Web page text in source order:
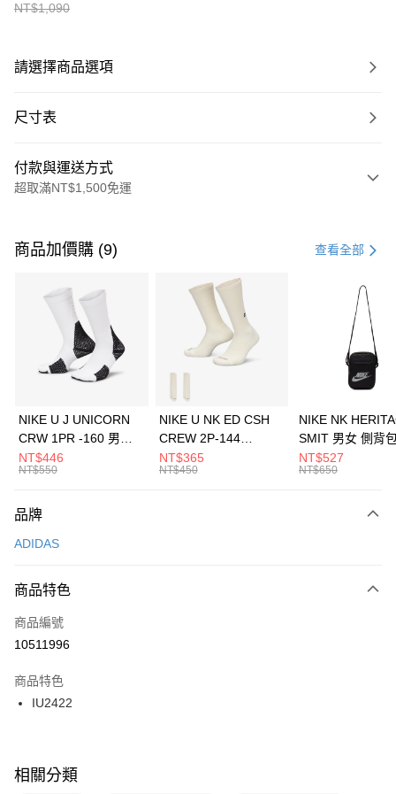
NT$1,090
請選擇商品選項
尺寸表
付款與運送方式
超取滿NT$1,500免運
信用卡一次付款
3 期 0 利率 每期 21家銀行
合作金庫商業銀行
第一商業銀行
華南商業銀行
彰化商業銀行
上海商業儲蓄銀行
元大商業銀行
台灣樂天信用卡公司
Apple Pay
全盈+PAY
AFTEE先享後付
【關於「AFTEE先享後付」】
便利好安心！
３．安心：先確認商品／服務後，再付款。
【「AFTEE先享後付」結帳流程】
１．於結帳方式選擇「AFTEE先享後付」後，將跳轉至「AFTEE先享後付」
２．訂單成立數日內，您將收到繳費通知簡訊。
３．收到繳費通知簡訊後14天內，點擊此簡訊中的連結，可透過四大超商／
ATM／網路銀行／等多元方式進行付款，方視為交易完成。
※ 交易是否成功請以「AFTEE先享後付 」之結帳頁面顯示為準，若有關於
是否繳費成功／繳費後需取消欲退款等相關疑問，請聯繫「AFTEE先享後付
運送方式
每筆NT$100，滿NT$1,500(含以上)免運費
宅配
每筆NT$100，滿NT$1,500(含以上)免運費
付款後門市自取
每筆NT$100，滿NT$1,500(含以上)免運費
商品加價購 (9) 查看全部
NIKE U J UNICORN
CRW 1PR -160 男女
中統襪 FZ3393100
NT$446
NT$550
NIKE U NK ED CSH
CREW 2P-144
EMBRDY 男女 短統襪
FZ3073133
NT$365
NT$450
NIKE NK
SMIT 男女 側背
BA5871010
NT$527
NT$650
品牌
ADIDAS
商品特色
商品編號
10511996
商品特色
IU2422
相關分類